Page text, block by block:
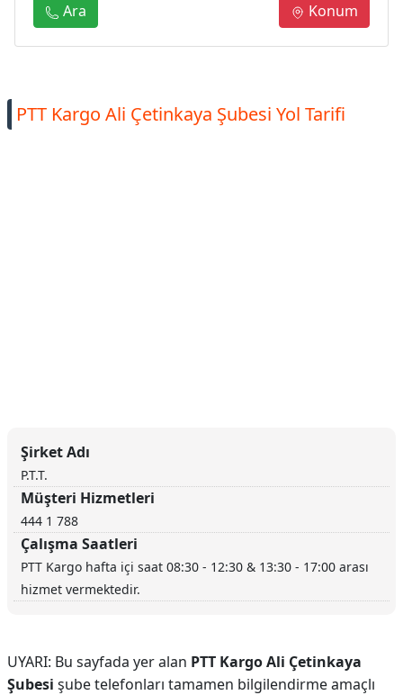
Ara Konum
PTT Kargo Ali Çetinkaya Şubesi Yol Tarifi
Şirket Adı
P.T.T.
Müşteri Hizmetleri
444 1 788
Çalışma Saatleri
PTT Kargo hafta içi saat 08:30 - 12:30 & 13:30 - 17:00 arası
hizmet vermektedir.
UYARI: Bu sayfada yer alan PTT Kargo Ali Çetinkaya
Şubesi şube telefonları tamamen bilgilendirme amaçlı